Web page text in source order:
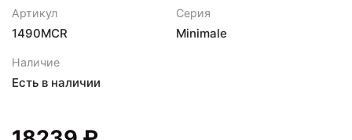
Артикул
1490MCR
Серия
Minimale
Наличие
Есть в наличии